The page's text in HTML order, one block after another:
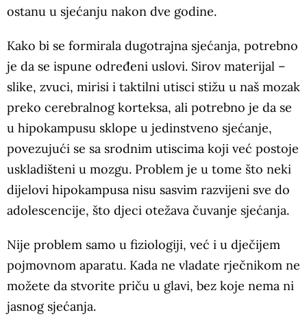
ostanu u sjećanju nakon dve godine.
Kako bi se formirala dugotrajna sjećanja, potrebno
je da se ispune određeni uslovi. Sirov materijal –
slike, zvuci, mirisi i taktilni utisci stižu u naš mozak
preko cerebralnog korteksa, ali potrebno je da se
u hipokampusu sklope u jedinstveno sjećanje,
povezujući se sa srodnim utiscima koji već postoje
uskladišteni u mozgu. Problem je u tome što neki
dijelovi hipokampusa nisu sasvim razvijeni sve do
adolescencije, što djeci otežava čuvanje sjećanja.
Nije problem samo u fiziologiji, već i u dječijem
pojmovnom aparatu. Kada ne vladate rječnikom ne
možete da stvorite priču u glavi, bez koje nema ni
jasnog sjećanja.